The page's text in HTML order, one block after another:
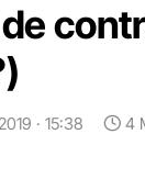
· 15:38 4